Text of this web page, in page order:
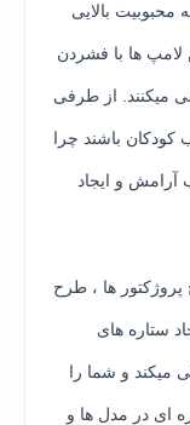
بالایی
ها با فشردن
میکنند. از طرفی
کودکان باشند چرا
آرامش و ایجاد
ها ، طرح
ستاره های
میکند و شما را
ای در مدل ها و